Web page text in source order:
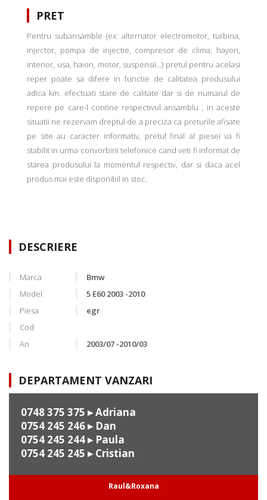
PRET
Pentru subansamble (ex: alternator electromotor, turbina,
injector, pompa de injectie, compresor de clima, hayon,
interior, usa, haion, motor, suspensii...) pretul pentru acelasi
reper poate sa difere in functie de calitatea produsului
adica km. efectuati stare de calitate dar si de numarul de
repere pe care-l contine respectivul ansamblu , in aceste
situatii ne rezervam dreptul de a preciza ca preturile afisate
pe site au caracter informativ, pretul final al piesei va fi
stabilit in urma convorbirii telefonice cand veti fi informat de
starea produsului la momentul respectiv, dar si daca acel
produs mai este disponibil in stoc.
DESCRIERE
Marca
Bmw
Model
5 E60 2003 -2010
Piesa
egr
Cod
An
2003/07 -2010/03
DEPARTAMENT VANZARI
0748 375 375 ▸ Adriana
0754 245 246▸ Dan
0754 245 244▸ Paula
0754 245 245 ▸ Cristian
Raul&Roxana